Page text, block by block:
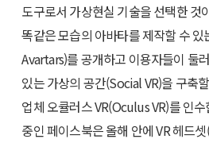
도구로서 가상현실 기술을 선택한 것
똑같은 모습의 아바타를 제작할 수
Avartars)를 공개하고 이용자들이 둘
있는 가상의 공간(Social VR)을 구축
업체 오큘러스 VR(Oculus VR)를 인
중인 페이스북은 올해 안에 VR 헤드